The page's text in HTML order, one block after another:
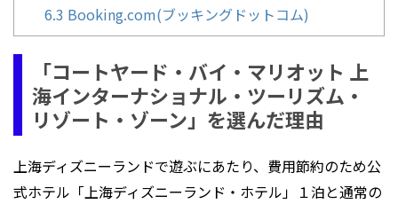
6.3 Booking.com(ブッキングドットコム)
「コートヤード・バイ・マリオット 上
海インターナショナル・ツーリズム・
リゾート・ゾーン」を選んだ理由
上海ディズニーランドで遊ぶにあたり、費用節約のため公
式ホテル「上海ディズニーランド・ホテル」１泊と通常の